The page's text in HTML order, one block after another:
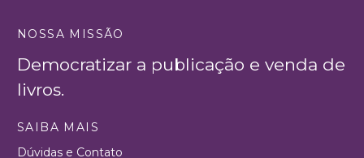
NOSSA MISSÃO
Democratizar a publicação e venda de
livros.
SAIBA MAIS
Dúvidas e Contato